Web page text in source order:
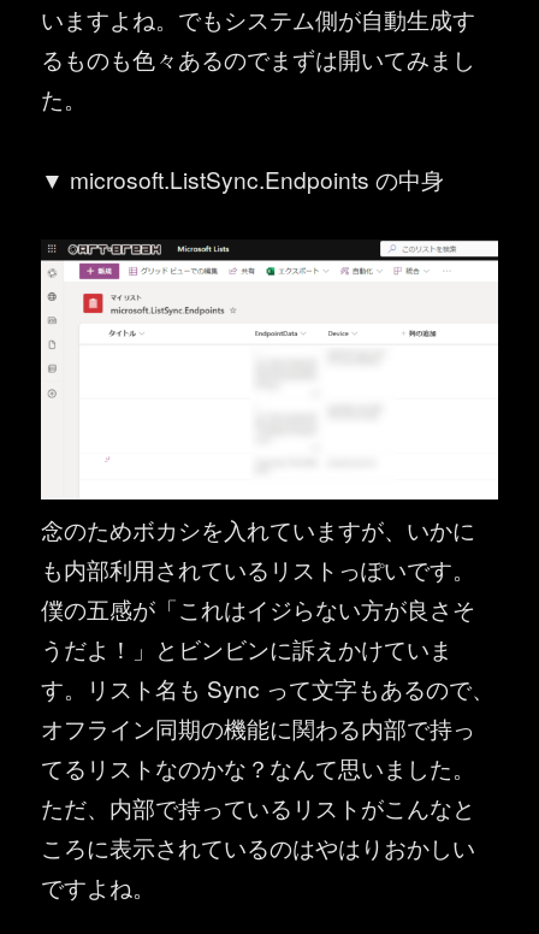
いますよね。でもシステム側が自動生成す
るものも色々あるのでまずは開いてみまし
た。
▼ microsoft.ListSync.Endpoints の中身
念のためボカシを入れていますが、いかに
も内部利用されているリストっぽいです。
僕の五感が「これはイジらない方が良さそ
うだよ！」とビンビンに訴えかけていま
す。リスト名も Sync って文字もあるので、
オフライン同期の機能に関わる内部で持っ
てるリストなのかな？なんて思いました。
ただ、内部で持っているリストがこんなと
ころに表示されているのはやはりおかしい
ですよね。